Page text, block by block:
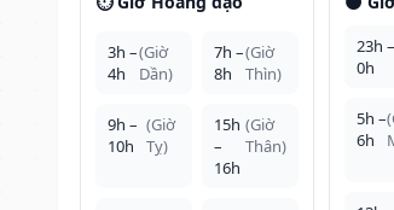
3h –
4h
(Giờ
Dần)
7h –
8h
(Giờ
Thìn)
9h –
10h
(Giờ
Tỵ)
15h
–
16h
(Giờ
Thân)
23h –
0h
5h –
6h